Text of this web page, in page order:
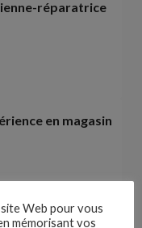
réparatrice
en magasin
Web pour vous
mémorisant vos